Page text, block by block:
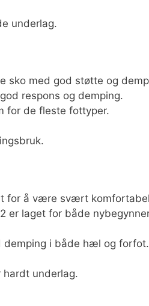
underlag.
sko med god støtte og
respons og demping.
for de fleste fottyper.
for å være svært
er laget for både
demping i både hæl og forfot.
hardt underlag.